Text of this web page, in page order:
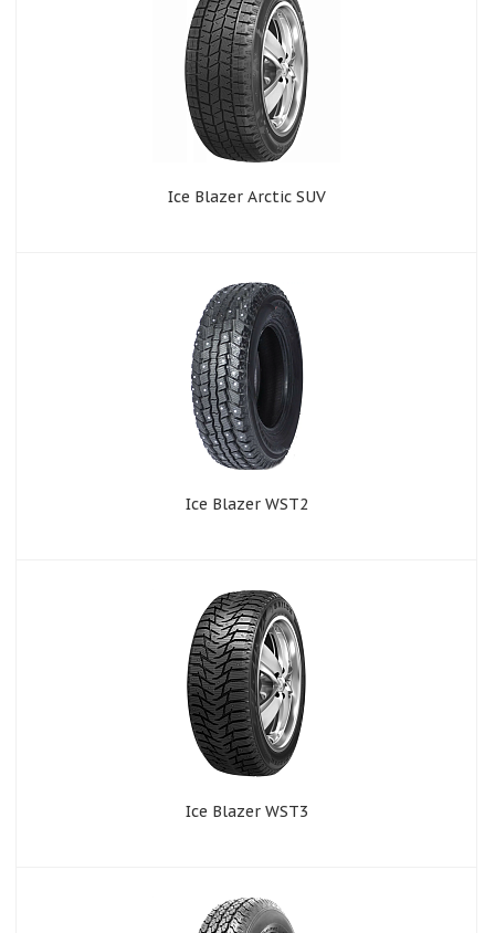
Ice Blazer Arctic SUV
Ice Blazer WST2
Ice Blazer WST3